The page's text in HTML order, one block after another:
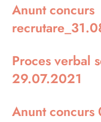
Anunt concurs
Proces verbal
29.07.2021
Anunt